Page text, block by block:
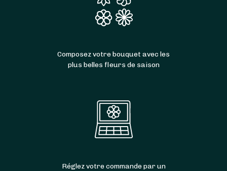
Composez votre bouquet avec les
plus belles fleurs de saison
Réglez votre commande par un